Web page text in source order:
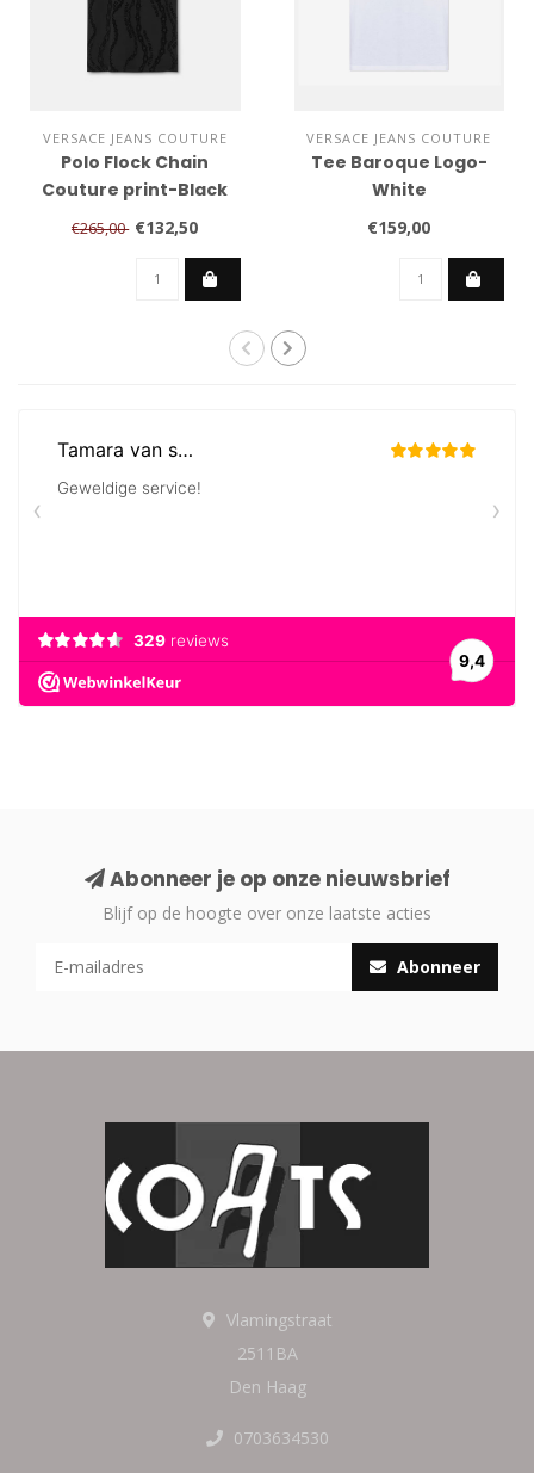
VERSACE JEANS COUTURE
Polo Flock Chain
Couture print-Black
€265,00 €132,50
VERSACE JEANS COUTURE
Tee Baroque Logo-
White
€159,00
Abonneer je op onze nieuwsbrief
Blijf op de hoogte over onze laatste acties
Abonneer
Vlamingstraat
2511BA
Den Haag
0703634530